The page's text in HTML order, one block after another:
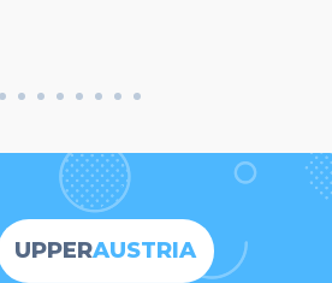
UPPERAUSTRIA